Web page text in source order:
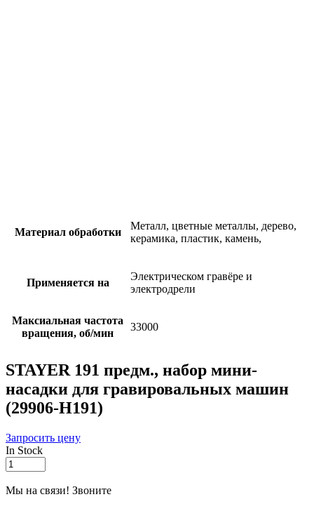
Материал обработки
Металл, цветные металлы, дерево,
керамика, пластик, камень,
Применяется на
Электрическом гравёре и
электродрели
Максиальная частота
вращения, об/мин
33000
STAYER 191 предм., набор мини-
насадки для гравировальных машин
(29906-H191)
Запросить цену
In Stock
STAYER
191
предм.,
Мы на связи! Звоните